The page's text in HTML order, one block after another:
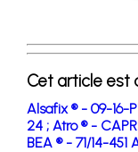
Cet article est
Alsafix ® - 09-16-
24 ; Atro ® -
BEA ® - 71/14-451